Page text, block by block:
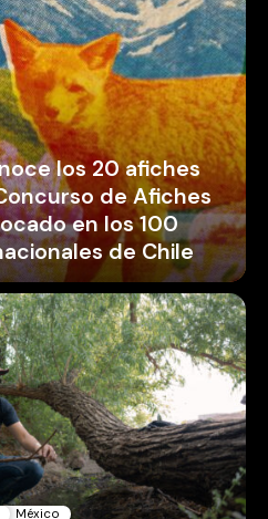
los 20 afiches
de Afiches
en los 100
de Chile
México